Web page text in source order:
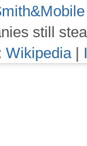
still
Wikipedia|